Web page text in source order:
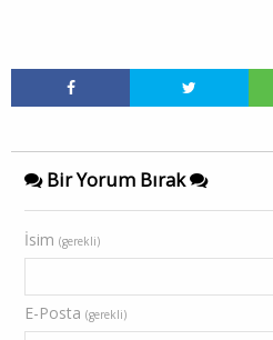
Bir Yorum Bırak
İsim (gerekli)
E-Posta (gerekli)